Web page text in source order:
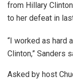
from Hillary
to her defeat in
“I worked as hard
Clinton,” Sanders
Asked by host